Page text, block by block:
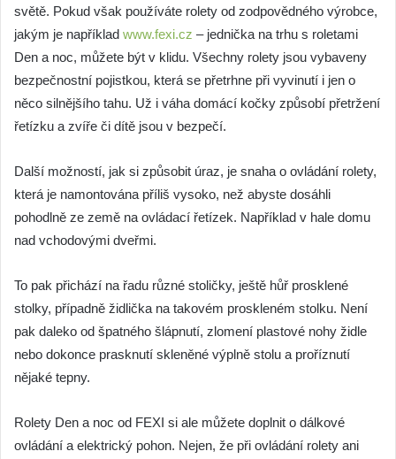
světě. Pokud však používáte rolety od zodpovědného výrobce,
jakým je například www.fexi.cz – jednička na trhu s roletami
Den a noc, můžete být v klidu. Všechny rolety jsou vybaveny
bezpečnostní pojistkou, která se přetrhne při vyvinutí i jen o
něco silnějšího tahu. Už i váha domácí kočky způsobí přetržení
řetízku a zvíře či dítě jsou v bezpečí.
Další možností, jak si způsobit úraz, je snaha o ovládání rolety,
která je namontována příliš vysoko, než abyste dosáhli
pohodlně ze země na ovládací řetízek. Například v hale domu
nad vchodovými dveřmi.
To pak přichází na řadu různé stoličky, ještě hůř prosklené
stolky, případně židlička na takovém proskleném stolku. Není
pak daleko od špatného šlápnutí, zlomení plastové nohy židle
nebo dokonce prasknutí skleněné výplně stolu a proříznutí
nějaké tepny.
Rolety Den a noc od FEXI si ale můžete doplnit o dálkové
ovládání a elektrický pohon. Nejen, že při ovládání rolety ani